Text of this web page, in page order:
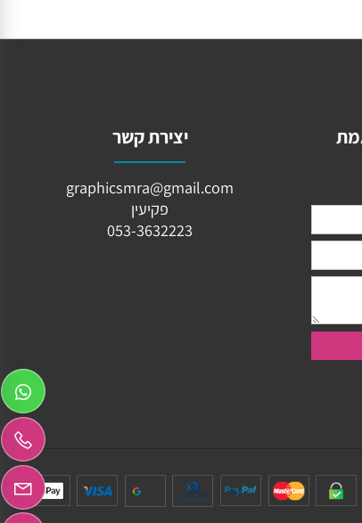
יצירת קשר
graphicsmra@gmail.com